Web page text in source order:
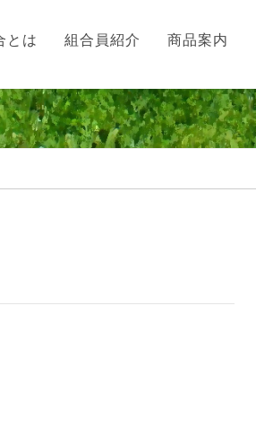
とは 組合員紹介 商品案内